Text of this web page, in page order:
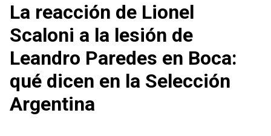
La reacción de Lionel
Scaloni a la lesión de
Leandro Paredes en Boca:
qué dicen en la Selección
Argentina